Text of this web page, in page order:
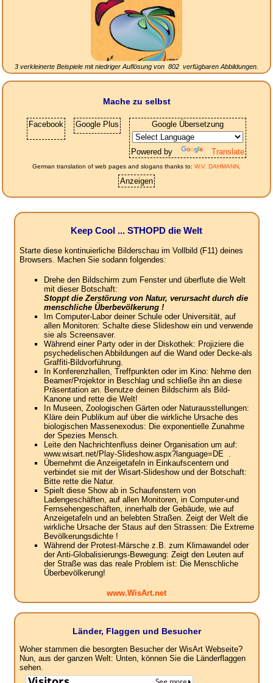
3 verkleinerte Beispiele mit niedriger Auflösung von 802 verfügbaren Abbildungen.
Mache zu selbst
Facebook Google Plus Google Übersetzung
Powered by Translate
German translation of web pages and slogans thanks to: W.V. DAHMANN.
Anzeigen
Keep Cool ... STHOPD die Welt
Starte diese kontinuierliche Bilderschau im Vollbild (F11) deines
Browsers. Machen Sie sodann folgendes:
Drehe den Bildschirm zum Fenster und überflute die Welt
mit dieser Botschaft:
Stoppt die Zerstörung von Natur, verursacht durch die
menschliche Überbevölkerung !
Im Computer-Labor deiner Schule oder Universität, auf
allen Monitoren: Schalte diese Slideshow ein und verwende
sie als Screensaver.
Während einer Party oder in der Diskothek: Projiziere die
psychedelischen Abbildungen auf die Wand oder Decke-als
Graffiti-Bildvorführung.
In Konferenzhallen, Treffpunkten oder im Kino: Nehme den
Beamer/Projektor in Beschlag und schließe ihn an diese
Präsentation an. Benutze deinen Bildschirm als Bild-
Kanone und rette die Welt!
In Museen, Zoologischen Gärten oder Naturausstellungen:
Kläre dein Publikum auf über die wirkliche Ursache des
biologischen Massenexodus: Die exponentielle Zunahme
der Spezies Mensch.
Leite den Nachrichtenfluss deiner Organisation um auf:
www.wisart.net/Play-Slideshow.aspx?language=DE .
Übernehmt die Anzeigetafeln in Einkaufscentern und
verbindet sie mit der Wisart-Slideshow und der Botschaft:
Bitte rette die Natur.
Spielt diese Show ab in Schaufenstern von
Ladengeschäften, auf allen Monitoren, in Computer-und
Fernsehengeschäften, innerhalb der Gebäude, wie auf
Anzeigetafeln und an belebten Straßen. Zeigt der Welt die
wirkliche Ursache der Staus auf den Strassen: Die Extreme
Bevölkerungsdichte !
Während der Protest-Märsche z.B. zum Klimawandel oder
der Anti-Globalisierungs-Bewegung: Zeigt den Leuten auf
der Straße was das reale Problem ist: Die Menschliche
Überbevölkerung!
www.WisArt.net
Länder, Flaggen und Besucher
Woher stammen die besorgten Besucher der WisArt Webseite?
Nun, aus der ganzen Welt: Unten, können Sie die Länderflaggen
sehen.